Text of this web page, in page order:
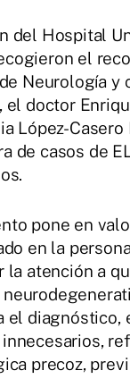
del Hospital
el
Neurología y
el doctor
López-Casero
de casos de
pone en
en la
la atención a
el diagnóstico,
precoz,